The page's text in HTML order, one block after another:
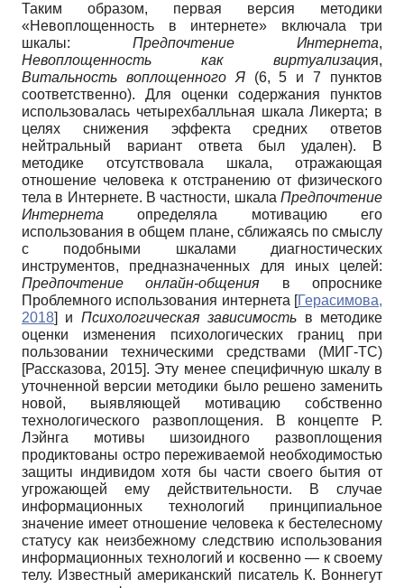
Таким образом, первая версия методики
«Невоплощенность в интернете» включала три
шкалы: Предпочтение Интернета,
Невоплощенность как виртуализация,
Витальность воплощенного Я(6, 5 и 7 пунктов
соответственно). Для оценки содержания пунктов
использовалась четырехбалльная шкала Ликерта; в
целях снижения эффекта средних ответов
нейтральный вариант ответа был удален). В
методике отсутствовала шкала, отражающая
отношение человека к отстранению от физического
тела в Интернете. В частности, шкала Предпочтение
Интернета определяла мотивацию его
использования в общем плане, сближаясь по смыслу
с подобными шкалами диагностических
инструментов, предназначенных для иных целей:
Предпочтение онлайн-общения в опроснике
Проблемного использования интернета [Герасимова,
2018] и Психологическая зависимость в методике
оценки изменения психологических границ при
пользовании техническими средствами (МИГ-ТС)
[Рассказова, 2015]. Эту менее специфичную шкалу в
уточненной версии методики было решено заменить
новой, выявляющей мотивацию собственно
технологического развоплощения. В концепте Р.
Лэйнга мотивы шизоидного развоплощения
продиктованы остро переживаемой необходимостью
защиты индивидом хотя бы части своего бытия от
угрожающей ему действительности. В случае
информационных технологий принципиальное
значение имеет отношение человека к бестелесному
статусу как неизбежному следствию использования
информационных технологий и косвенно — к своему
телу. Известный американский писатель К. Воннегут